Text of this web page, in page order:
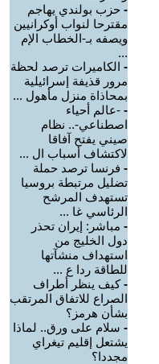
- حزب بولندي يهاجم
مقترحا لنواب أوكرانيين
ويصفه بـ-الخطاب الإم
...
- الكاميرات ترصد لحظة
مرور قذيفة إسرائيلية
بمحاذاة منزل مأهول ...
- -عالم أحياء
اصطناعي-.. نظام
صيني يفتح آفاقا
لاكتشاف أسباب ال ...
- فرنسا ترصد حملة
تضليل مرتبطة بروسيا
تستهدف المرشح
الرئاسي غا ...
- مباشر: إيران تحذر
دول الخليج من
استهداف منشآتها
للطاقة ردا ع ...
-كيف ينظر أطراف
الصراع للاتفاق المرتقب
بشأن هرمز؟
- سلام على ورق.. لماذا
يشتعل إقليم تيغراي
مجددا؟